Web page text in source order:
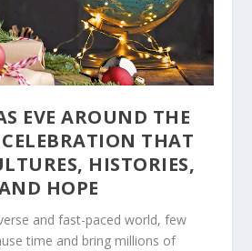
EVE AROUND THE
THAT
HISTORIES,
HOPE
and fast-paced world, few
time and bring millions of